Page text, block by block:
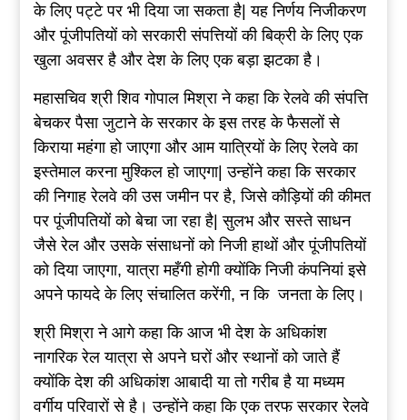
के लिए पट्टे पर भी दिया जा सकता है| यह निर्णय निजीकरण
और पूंजीपतियों को सरकारी संपत्तियों की बिक्री के लिए एक
खुला अवसर है और देश के लिए एक बड़ा झटका है।
महासचिव श्री शिव गोपाल मिश्रा ने कहा कि रेलवे की संपत्ति
बेचकर पैसा जुटाने के सरकार के इस तरह के फैसलों से
किराया महंगा हो जाएगा और आम यात्रियों के लिए रेलवे का
इस्तेमाल करना मुश्किल हो जाएगा| उन्होंने कहा कि सरकार
की निगाह रेलवे की उस जमीन पर है, जिसे कौड़ियों की कीमत
पर पूंजीपतियों को बेचा जा रहा है| सुलभ और सस्ते साधन
जैसे रेल और उसके संसाधनों को निजी हाथों और पूंजीपतियों
को दिया जाएगा, यात्रा महँगी होगी क्योंकि निजी कंपनियां इसे
अपने फायदे के लिए संचालित करेंगी, न कि जनता के लिए।
श्री मिश्रा ने आगे कहा कि आज भी देश के अधिकांश
नागरिक रेल यात्रा से अपने घरों और स्थानों को जाते हैं
क्योंकि देश की अधिकांश आबादी या तो गरीब है या मध्यम
वर्गीय परिवारों से है। उन्होंने कहा कि एक तरफ सरकार रेलवे